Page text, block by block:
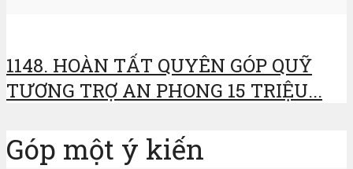
1148. HOÀN TẤT QUYÊN GÓP QUỸ
TƯƠNG TRỢ AN PHONG 15 TRIỆU...
Góp một ý kiến